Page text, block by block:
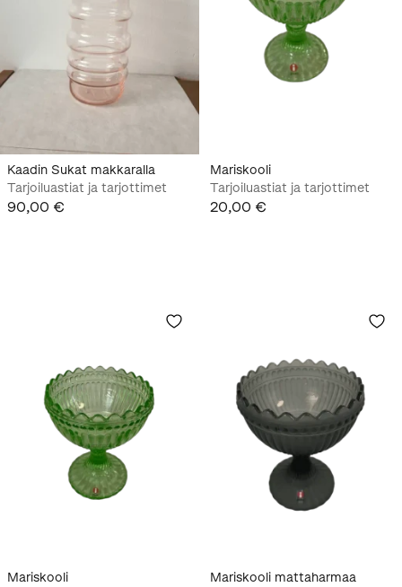
Kaadin Sukat makkaralla
Tarjoiluastiat ja tarjottimet
90,00 €
Mariskooli
Tarjoiluastiat ja tarjottimet
20,00 €
Mariskooli
Mariskooli mattaharmaa